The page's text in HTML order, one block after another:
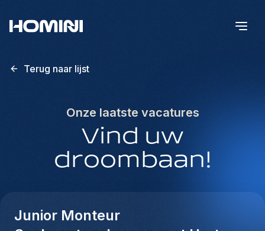
Terug naar lijst
Onze laatste vacatures
Vind uw
droombaan!
Junior Monteur